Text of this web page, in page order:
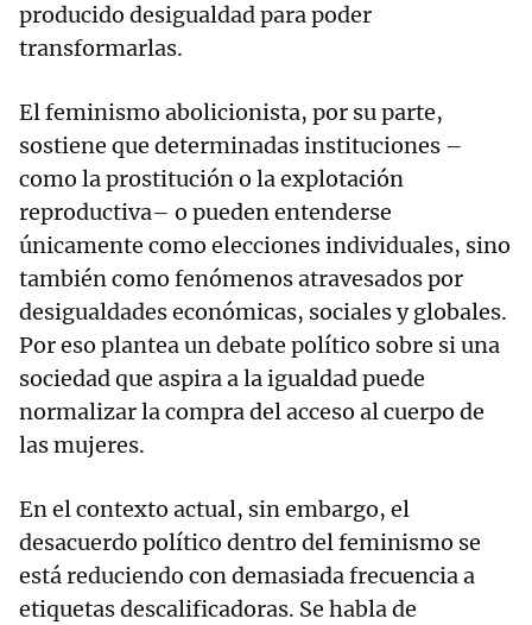
producido desigualdad para poder
transformarlas.
El feminismo abolicionista, por su parte,
sostiene que determinadas instituciones –
como la prostitución o la explotación
reproductiva– o pueden entenderse
únicamente como elecciones individuales, sino
también como fenómenos atravesados por
desigualdades económicas, sociales y globales.
Por eso plantea un debate político sobre si una
sociedad que aspira a la igualdad puede
normalizar la compra del acceso al cuerpo de
las mujeres.
En el contexto actual, sin embargo, el
desacuerdo político dentro del feminismo se
está reduciendo con demasiada frecuencia a
etiquetas descalificadoras. Se habla de